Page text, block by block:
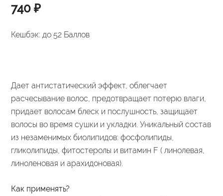
5.00из 5 на
опроса
740 ₽
Кешбэк: до 52 Баллов
Дает антистатический эффект, облегчает
расчесывание волос, предотвращает потерю влаги,
придает волосам блеск и послушность, защищает
волосы во время сушки и укладки. Уникальный состав
из незаменимых биолипидов: фосфолипиды,
гликолипиды, фитостеролы и витамин F ( линолевая,
линоленовая и арахидоновая).
Как применять?